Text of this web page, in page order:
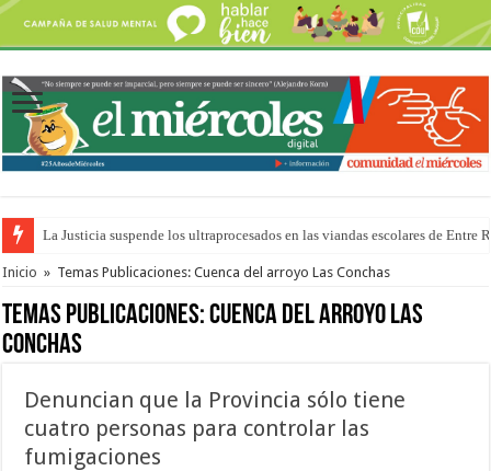
La Justicia suspende los ultraprocesados en las viandas escolares de Entre
Se presentará la obra “La Runfla de los Macanos”
Inicio » Temas Publicaciones: Cuenca del arroyo Las Conchas
Temas Publicaciones:Cuenca del arroyo Las
Conchas
Denuncian que la Provincia sólo tiene
cuatro personas para controlar las
fumigaciones